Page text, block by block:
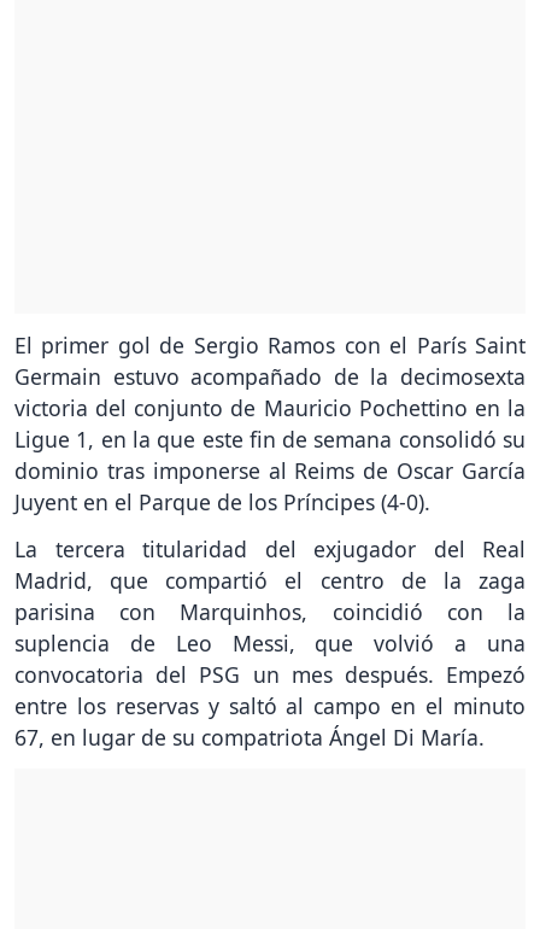
El primer gol de Sergio Ramos con el París Saint
Germain estuvo acompañado de la decimosexta
victoria del conjunto de Mauricio Pochettino en la
Ligue 1, en la que este fin de semana consolidó su
dominio tras imponerse al Reims de Oscar García
Juyent en el Parque de los Príncipes (4-0).
La tercera titularidad del exjugador del Real
Madrid, que compartió el centro de la zaga
parisina con Marquinhos, coincidió con la
suplencia de Leo Messi, que volvió a una
convocatoria del PSG un mes después. Empezó
entre los reservas y saltó al campo en el minuto
67, en lugar de su compatriota Ángel Di María.